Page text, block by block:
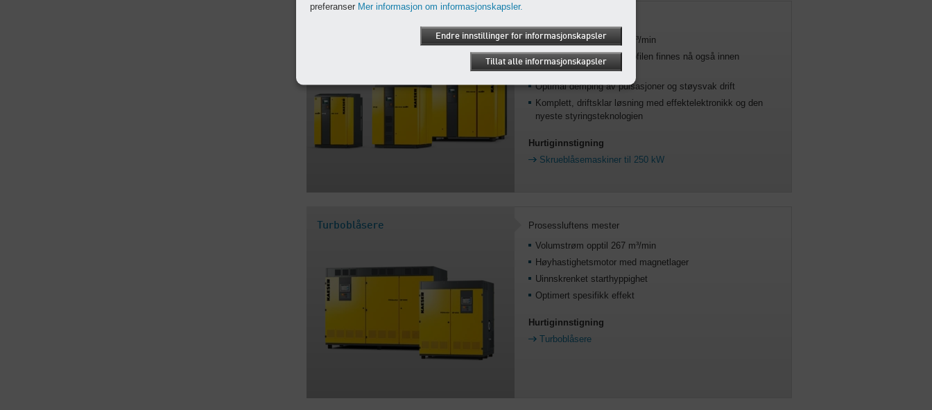
Volumstrøm opptil 160 m³/min
Den effektive SIGMA-profilen finnes nå også innen
blåsemaskinsegmentet.
Optimal demping av pulsasjoner og støysvak drift
Komplett, driftsklar løsning med effektelektronikk og den
nyeste styringsteknologien
Hurtiginnstigning
Skrueblåsemaskiner til 250 kW
Turboblåsere
Prosessluftens mester
Volumstrøm opptil 267 m³/min
Høyhastighetsmotor med magnetlager
Uinnskrenket starthyppighet
Optimert spesifikk effekt
Hurtiginnstigning
Turboblåsere
preferanser Mer informasjon om informasjonskapsler.
Endre innstillinger for informasjonskapsler
Tillat alle informasjonskapsler